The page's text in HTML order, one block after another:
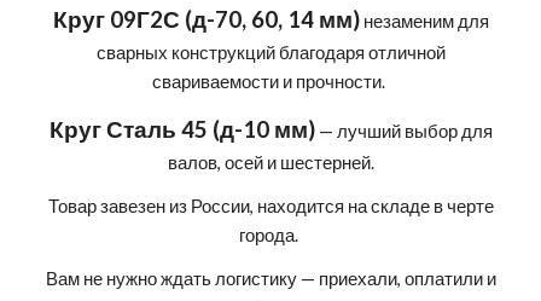
Круг 09Г2С (д-70, 60, 14 мм)незаменим для
сварных конструкций благодаря отличной
свариваемости и прочности.
Круг Сталь 45 (д-10 мм)— лучший выбор для
валов, осей и шестерней.
Товар завезен из России, находится на складе в черте
города.
Вам не нужно ждать логистику — приехали, оплатили и